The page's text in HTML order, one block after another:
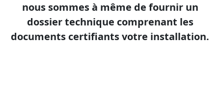
nous sommes à même de fournir un
dossier technique comprenant les
documents certifiants votre installation.